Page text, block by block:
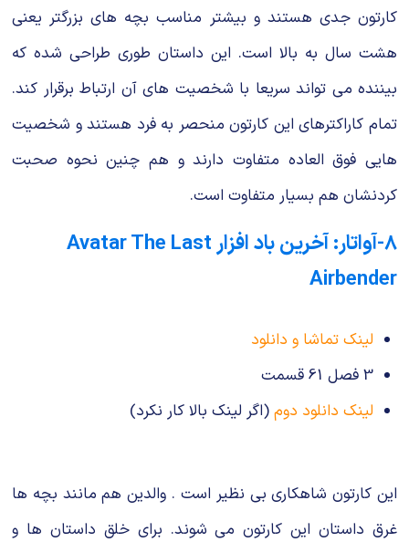
کارتون جدی هستند و بیشتر مناسب بچه های بزرگتر یعنی
هشت سال به بالا است. این داستان طوری طراحی شده که
بیننده می تواند سریعا با شخصیت های آن ارتباط برقرار کند.
تمام کاراکترهای این کارتون منحصر به فرد هستند و شخصیت
هایی فوق العاده متفاوت دارند و هم چنین نحوه صحبت
کردنشان هم بسیار متفاوت است.
۸-آواتار: آخرین باد افزار Avatar The Last
Airbender
لینک تماشا و دانلود
3 فصل 61 قسمت
لینک دانلود دوم (اگر لینک بالا کار نکرد)
این کارتون شاهکاری بی نظیر است . والدین هم مانند بچه ها
غرق داستان این کارتون می شوند. برای خلق داستان ها و